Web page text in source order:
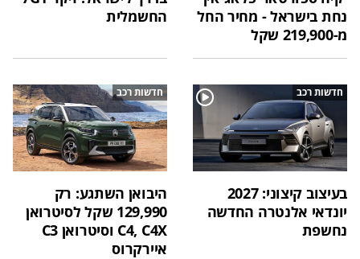
נחת בישראל - מחיר החל
מ-219,900 שקל
החשמלית
חדשות רכב
בעיצוב קיצוני: 2027
יונדאי אלנטרה החדשה
נחשפת
חדשות רכב
היבואן השתגע: רק
129,990 שקל לסיטרואן
C4, C4X וסיטרואן C3
איירקרוס